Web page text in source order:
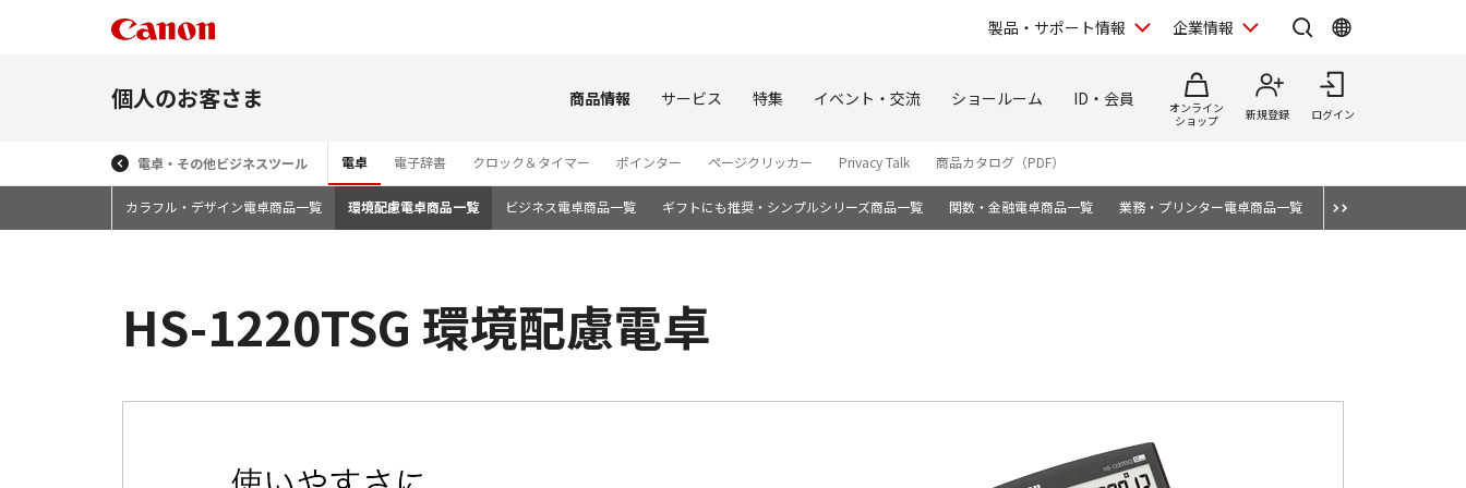
製品・サポート情報 企業情報
個人のお客さま 商品情報 サービス 特集 イベント・交流 ショールーム ID・会員
オンライン
ショップ
新規登録 ログイン
電卓・その他ビジネスツール 電卓 電子辞書 クロック＆タイマー ポインター ページクリッカー Privacy Talk 商品カタログ（PDF）
カラフル・デザイン電卓商品一覧 環境配慮電卓商品一覧 ビジネス電卓商品一覧 ギフトにも推奨・シンプルシリーズ商品一覧 関数・金融電卓商品一覧 業務・プリンター電卓商品一覧 消耗品・オプション
HS-1220TSG 環境配慮電卓